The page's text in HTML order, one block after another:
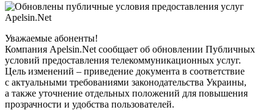
Уважаемые абоненты!
Компания Apelsin.Net сообщает об обновлении Публичных
условий предоставления телекоммуникационных услуг.
Цель изменений – приведение документа в соответствие
с актуальными требованиями законодательства Украины,
а также уточнение отдельных положений для повышения
прозрачности и удобства пользователей.